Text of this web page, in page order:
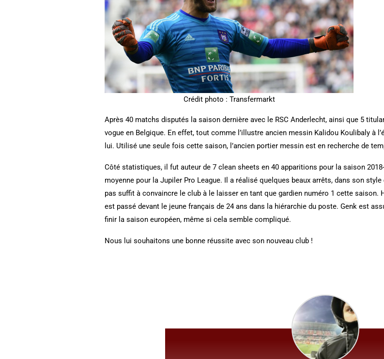
Crédit photo : Transfermarkt
Après 40 matchs disputés la saison dernière avec le RSC Anderlecht, ainsi que 5
vogue en Belgique. En effet, tout comme l’illustre ancien messin Kalidou Koulibaly à
lui. Utilisé une seule fois cette saison, l’ancien portier messin est en recherche de
Côté statistiques, il fut auteur de 7 clean sheets en 40 apparitions pour la saison
moyenne pour la Jupiler Pro League. Il a réalisé quelques beaux arrêts, dans son
pas suffit à convaincre le club à le laisser en tant que gardien numéro 1 cette saison.
est passé devant le jeune français de 24 ans dans la hiérarchie du poste. Genk est
finir la saison européen, même si cela semble compliqué.
Nous lui souhaitons une bonne réussite avec son nouveau club !